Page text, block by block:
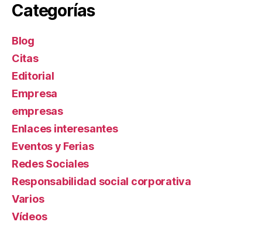
Categorías
Blog
Citas
Editorial
Empresa
empresas
Enlaces interesantes
Eventos y Ferias
Redes Sociales
Responsabilidad social corporativa
Varios
Ví­deos